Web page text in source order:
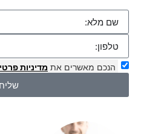
הנכם מאשרים את מדיניות